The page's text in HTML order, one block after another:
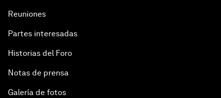
Reuniones
Partes interesadas
Historias del Foro
Notas de prensa
Galería de fotos